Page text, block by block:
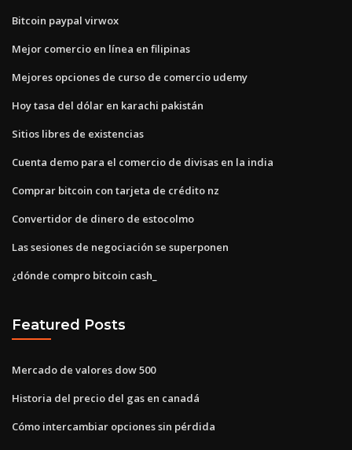
Bitcoin paypal virwox
Mejor comercio en línea en filipinas
Mejores opciones de curso de comercio udemy
Hoy tasa del dólar en karachi pakistán
Sitios libres de existencias
Cuenta demo para el comercio de divisas en la india
Comprar bitcoin con tarjeta de crédito nz
Convertidor de dinero de estocolmo
Las sesiones de negociación se superponen
¿dónde compro bitcoin cash_
Featured Posts
Mercado de valores dow 500
Historia del precio del gas en canadá
Cómo intercambiar opciones sin pérdida